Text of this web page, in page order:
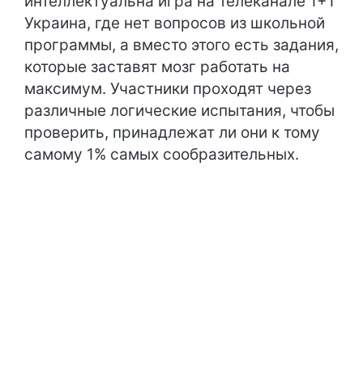
Украина, где нет вопросов из школьной
программы, а вместо этого есть задания,
которые заставят мозг работать на
максимум. Участники проходят через
различные логические испытания, чтобы
проверить, принадлежат ли они к тому
самому 1% самых сообразительных.